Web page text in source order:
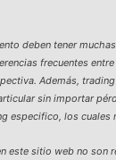
deben tener
frecuentes
Además,
sin importar
especifico, los
este sitio web no